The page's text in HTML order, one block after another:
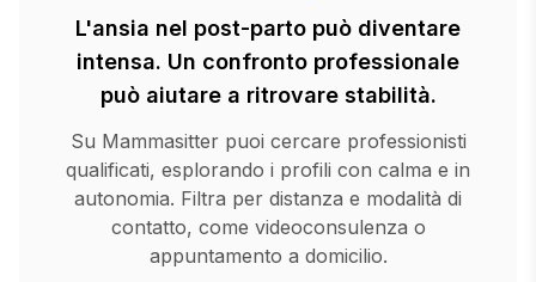
L'ansia nel post-parto può diventare
intensa. Un confronto professionale
può aiutare a ritrovare stabilità.
Su Mammasitter puoi cercare professionisti
qualificati, esplorando i profili con calma e in
autonomia. Filtra per distanza e modalità di
contatto, come videoconsulenza o
appuntamento a domicilio.